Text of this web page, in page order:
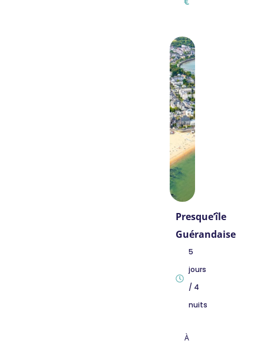
Presque’île
Guérandaise
5
jours
/ 4
nuits
À